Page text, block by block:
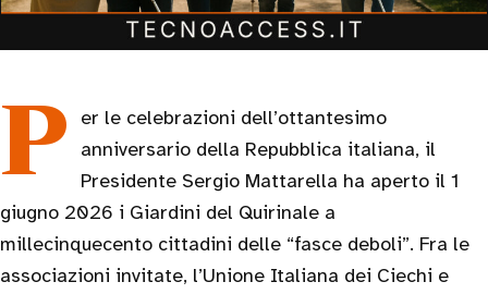
Per le celebrazioni dell’ottantesimo
anniversario della Repubblica italiana, il
Presidente Sergio Mattarella ha aperto il 1
giugno 2026 i Giardini del Quirinale a
millecinquecento cittadini delle “fasce deboli”. Fra le
associazioni invitate, l’Unione Italiana dei Ciechi e